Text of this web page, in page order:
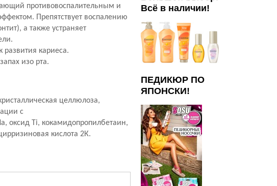
противовоспалительным и
Препятствует воспалению
а также устраняет
развития кариеса.
изо рта.
целлюлоза,
с
оксид Ti, кокамидопропилбетаин,
кислота 2К.
Всё в наличии!
ПЕДИКЮР ПО
ЯПОНСКИ!